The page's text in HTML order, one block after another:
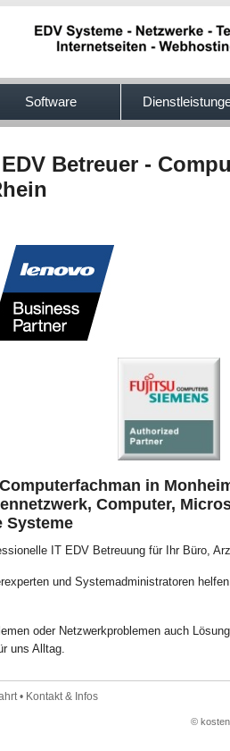
Software
Betreuer -
in
Computer,
Systeme
IT EDV Betreuung für Ihr Büro,
und Systemadministratoren
oder Netzwerkproblemen auch
uns Alltag.
• Kontakt & Infos
©